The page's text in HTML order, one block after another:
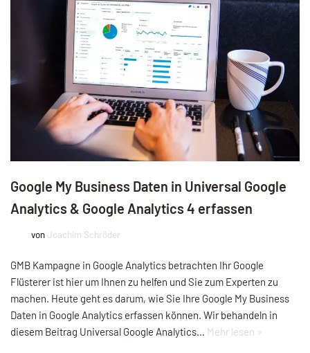
Google My Business Daten in Universal Google
Analytics & Google Analytics 4 erfassen
von Joachim Schröder
GMB Kampagne in Google Analytics betrachten Ihr Google
Flüsterer ist hier um Ihnen zu helfen und Sie zum Experten zu
machen. Heute geht es darum, wie Sie Ihre Google My Business
Daten in Google Analytics erfassen können. Wir behandeln in
diesem Beitrag Universal Google Analytics…
Mehr lesen »